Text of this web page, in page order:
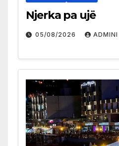
Njerka pa ujë
05/08/2026 ADMINI